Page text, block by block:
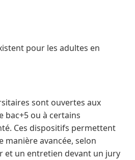
pour les adultes en
sont ouvertes aux
bac+5 ou à certains
Ces dispositifs permettent
manière avancée, selon
et un entretien devant un jury